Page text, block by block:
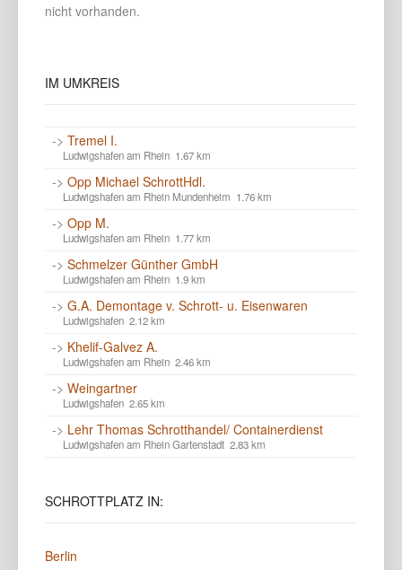
nicht vorhanden.
IM UMKREIS
-> Tremel I.
Ludwigshafen am Rhein 1.67 km
-> Opp Michael SchrottHdl.
Ludwigshafen am Rhein Mundenheim 1.76 km
-> Opp M.
Ludwigshafen am Rhein 1.77 km
-> Schmelzer Günther GmbH
Ludwigshafen am Rhein 1.9 km
-> G.A. Demontage v. Schrott- u. Eisenwaren
Ludwigshafen 2.12 km
-> Khelif-Galvez A.
Ludwigshafen am Rhein 2.46 km
-> Weingartner
Ludwigshafen 2.65 km
-> Lehr Thomas Schrotthandel/ Containerdienst
Ludwigshafen am Rhein Gartenstadt 2.83 km
SCHROTTPLATZ IN:
Berlin